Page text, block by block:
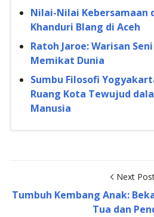
Nilai-Nilai Kebersamaan
Khanduri Blang di Aceh
Ratoh Jaroe: Warisan
Memikat Dunia
Sumbu Filosofi
Ruang Kota Tewujud
Manusia
Next
Tumbuh Kembang Anak:
Tua dan